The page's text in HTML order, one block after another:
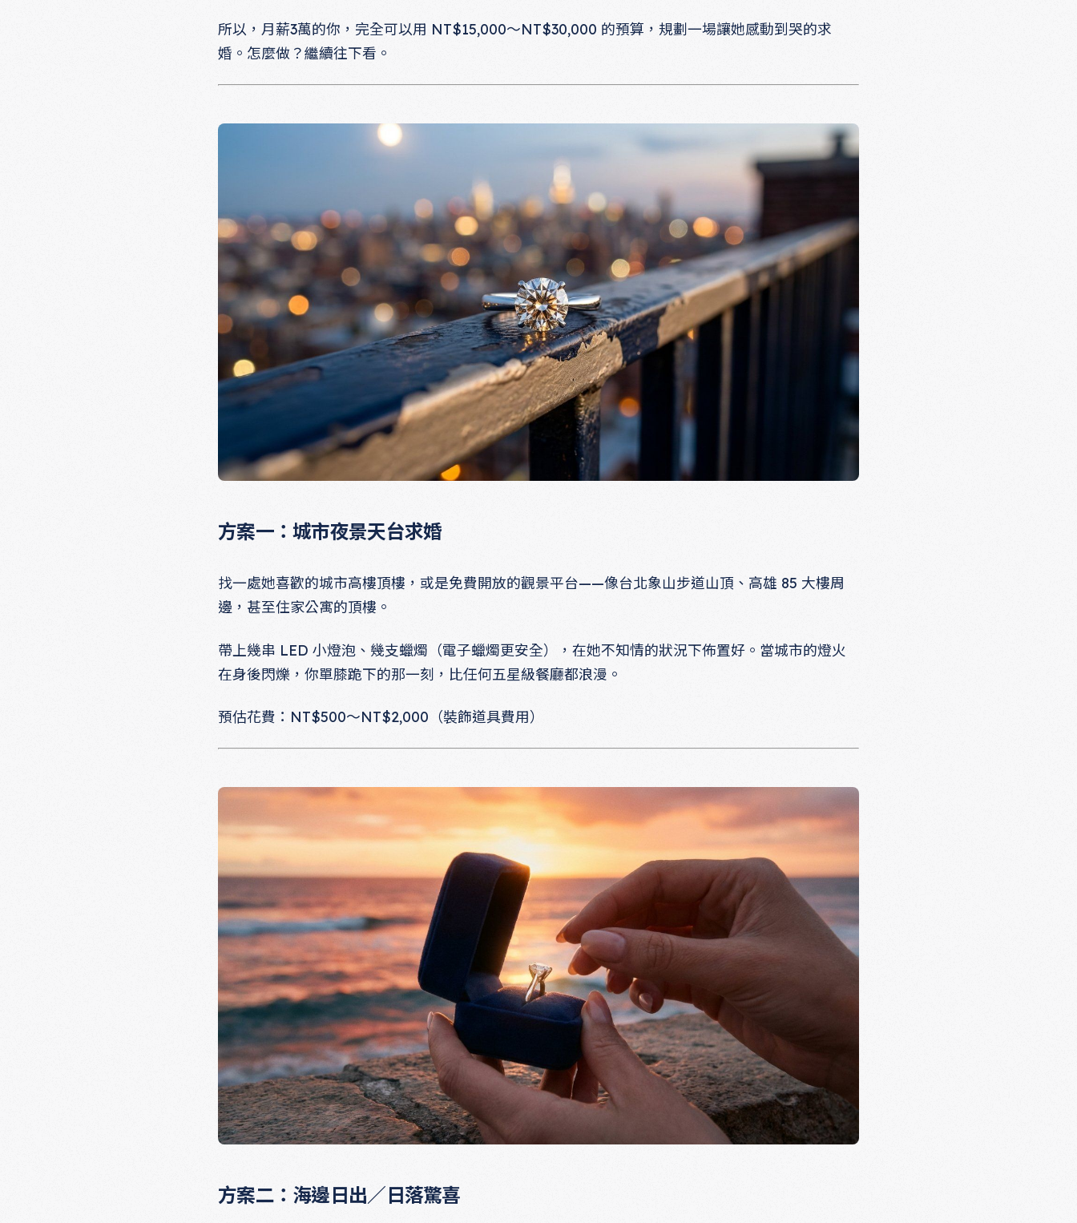
所以，月薪3萬的你，完全可以用 NT$15,000～NT$30,000 的預算，規劃一場讓她感動到哭的求
婚。怎麼做？繼續往下看。
方案一：城市夜景天台求婚
找一處她喜歡的城市高樓頂樓，或是免費開放的觀景平台——像台北象山步道山頂、高雄 85 大樓周
邊，甚至住家公寓的頂樓。
帶上幾串 LED 小燈泡、幾支蠟燭（電子蠟燭更安全），在她不知情的狀況下佈置好。當城市的燈火
在身後閃爍，你單膝跪下的那一刻，比任何五星級餐廳都浪漫。
預估花費：NT$500～NT$2,000（裝飾道具費用）
方案二：海邊日出／日落驚喜